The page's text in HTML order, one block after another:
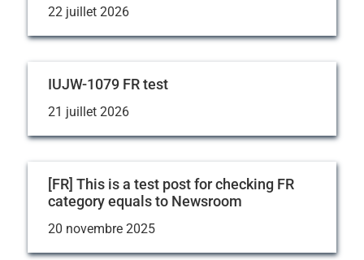
22 juillet 2026
IUJW-1079 FR test
21 juillet 2026
[FR] This is a test post for checking FR
category equals to Newsroom
20 novembre 2025